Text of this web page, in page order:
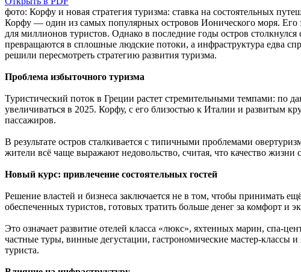
фото: Корфу и новая стратегия туризма: ставка на состоятельных
Корфу — один из самых популярных островов Ионического моря.
для миллионов туристов. Однако в последние годы остров
превращаются в сплошные людские потоки, а инфраструктура едва
решили пересмотреть стратегию развития туризма.
Проблема избыточного туризма
Туристический поток в Греции растет стремительными темпами: по
увеличиваться в 2025. Корфу, с его близостью к Италии и развитым
пассажиров.
В результате остров сталкивается с типичными проблемами
жители всё чаще выражают недовольство, считая, что качество жизни
Новый курс: привлечение состоятельных гостей
Решение властей и бизнеса заключается не в том, чтобы принимать
обеспеченных туристов, готовых тратить больше денег за комфорт и
Это означает развитие отелей класса «люкс», яхтенных марин, спа-
частные туры, винные дегустации, гастрономические мастер-классы
туриста.